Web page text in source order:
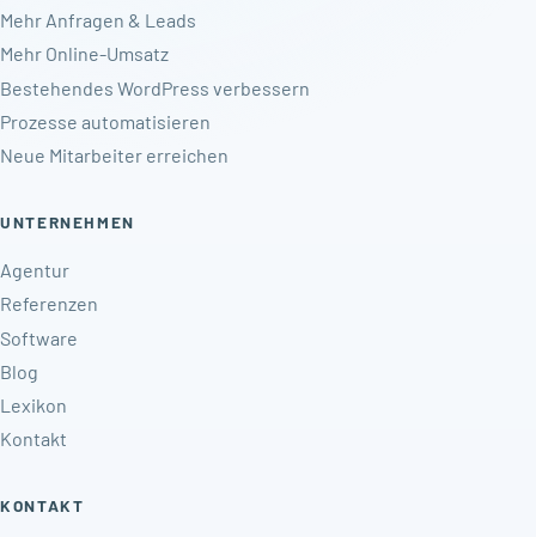
Mehr Anfragen & Leads
Mehr Online-Umsatz
Bestehendes WordPress verbessern
Prozesse automatisieren
Neue Mitarbeiter erreichen
UNTERNEHMEN
Agentur
Referenzen
Software
Blog
Lexikon
Kontakt
KONTAKT